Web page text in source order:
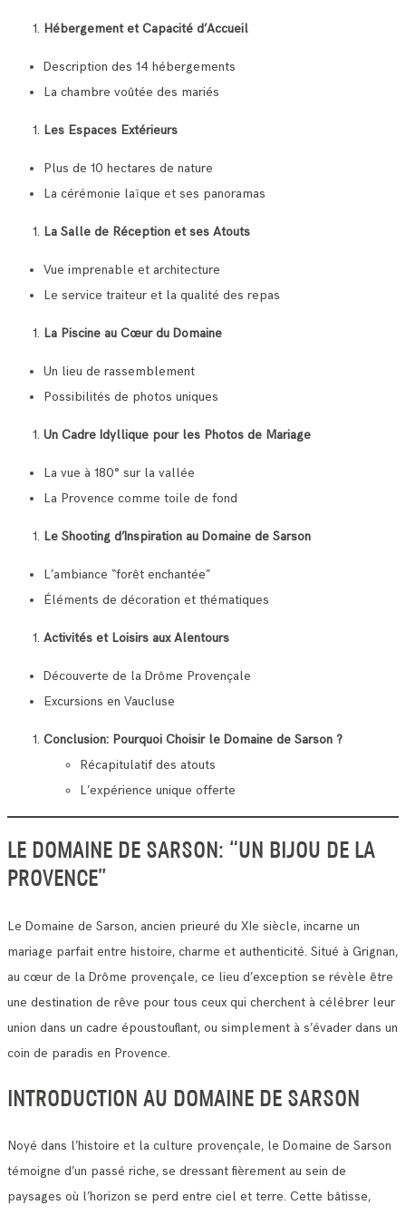
Hébergement et Capacité d’Accueil
Description des 14 hébergements
La chambre voûtée des mariés
Les Espaces Extérieurs
Plus de 10 hectares de nature
La cérémonie laïque et ses panoramas
La Salle de Réception et ses Atouts
Vue imprenable et architecture
Le service traiteur et la qualité des repas
La Piscine au Cœur du Domaine
Un lieu de rassemblement
Possibilités de photos uniques
Un Cadre Idyllique pour les Photos de Mariage
La vue à 180° sur la vallée
La Provence comme toile de fond
Le Shooting d’Inspiration au Domaine de Sarson
L’ambiance “forêt enchantée”
Éléments de décoration et thématiques
Activités et Loisirs aux Alentours
Découverte de la Drôme Provençale
Excursions en Vaucluse
Conclusion: Pourquoi Choisir le Domaine de Sarson ?
Récapitulatif des atouts
L’expérience unique offerte
LE DOMAINE DE SARSON: “UN BIJOU DE LA
PROVENCE”
Le Domaine de Sarson, ancien prieuré du XIe siècle, incarne un
mariage parfait entre histoire, charme et authenticité. Situé à Grignan,
au cœur de la Drôme provençale, ce lieu d’exception se révèle être
une destination de rêve pour tous ceux qui cherchent à célébrer leur
union dans un cadre époustouflant, ou simplement à s’évader dans un
coin de paradis en Provence.
INTRODUCTION AU DOMAINE DE SARSON
Noyé dans l’histoire et la culture provençale, le Domaine de Sarson
témoigne d’un passé riche, se dressant fièrement au sein de
paysages où l’horizon se perd entre ciel et terre. Cette bâtisse,